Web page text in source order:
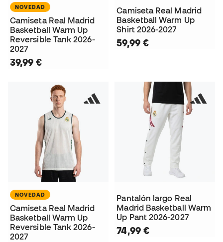
NOVEDAD
Camiseta Real Madrid
Basketball Warm Up
Reversible Tank 2026-
2027
39,99 €
Camiseta Real Madrid
Basketball Warm Up
Shirt 2026-2027
59,99 €
NOVEDAD
Camiseta Real Madrid
Basketball Warm Up
Reversible Tank 2026-
2027
Pantalón largo Real
Madrid Basketball Warm
Up Pant 2026-2027
74,99 €